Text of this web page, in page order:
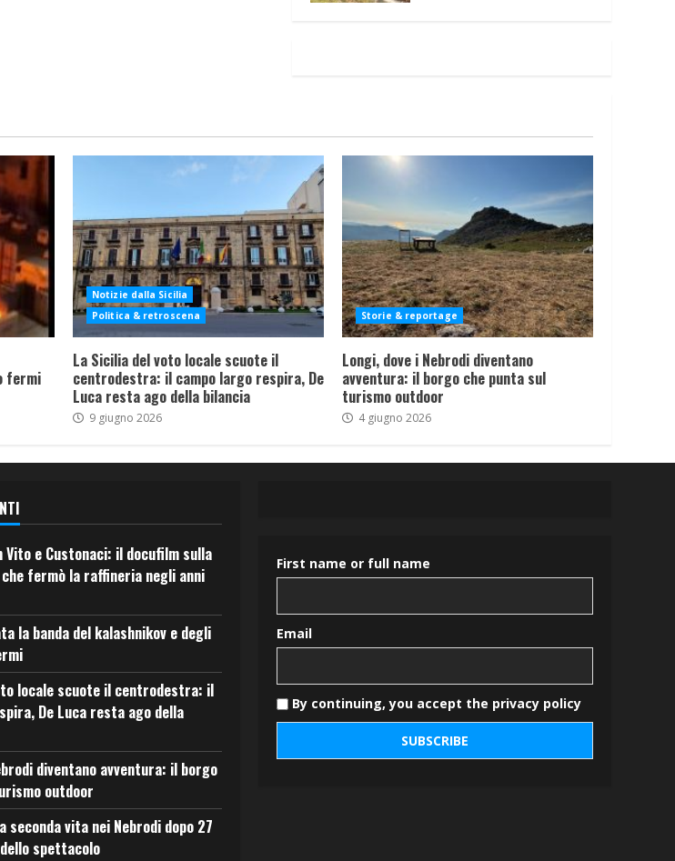
fermi
Notizie dalla Sicilia
Politica & retroscena
La Sicilia del voto locale scuote il
centrodestra: il campo largo respira, De
Luca resta ago della bilancia
9 giugno 2026
Storie & reportage
Longi, dove i Nebrodi diventano
avventura: il borgo che punta sul
turismo outdoor
4 giugno 2026
Vito e Custonaci: il docufilm sulla
fermò la raffineria negli anni
la banda del kalashnikov e degli
locale scuote il centrodestra: il
De Luca resta ago della
diventano avventura: il borgo
outdoor
seconda vita nei Nebrodi dopo 27
spettacolo
First name or full name
Email
By continuing, you accept the privacy policy